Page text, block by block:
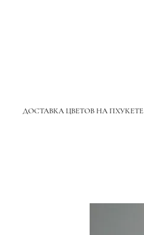
ДОСТАВКА ЦВЕТОВ НА ПХУКЕТЕ